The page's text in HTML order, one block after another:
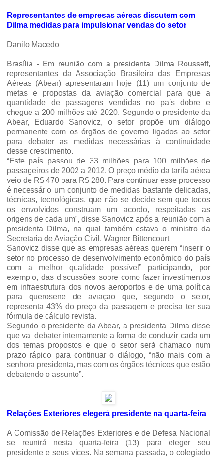
Representantes de empresas aéreas discutem com
Dilma medidas para impulsionar vendas do setor
Danilo Macedo
Brasília - Em reunião com a presidenta Dilma Rousseff,
representantes da Associação Brasileira das Empresas
Aéreas (Abear) apresentaram hoje (11) um conjunto de
metas e propostas da aviação comercial para que a
quantidade de passagens vendidas no país dobre e
chegue a 200 milhões até 2020. Segundo o presidente da
Abear, Eduardo Sanovicz, o setor propõe um diálogo
permanente com os órgãos de governo ligados ao setor
para debater as medidas necessárias à continuidade
desse crescimento.
“Este país passou de 33 milhões para 100 milhões de
passageiros de 2002 a 2012. O preço médio da tarifa aérea
veio de R$ 470 para R$ 280. Para continuar esse processo
é necessário um conjunto de medidas bastante delicadas,
técnicas, tecnológicas, que não se decide sem que todos
os envolvidos construam um acordo, respeitadas as
origens de cada um”, disse Sanovicz após a reunião com a
presidenta Dilma, na qual também estava o ministro da
Secretaria de Aviação Civil, Wagner Bittencourt.
Sanovicz disse que as empresas aéreas querem “inserir o
setor no processo de desenvolvimento econômico do país
com a melhor qualidade possível” participando, por
exemplo, das discussões sobre como fazer investimentos
em infraestrutura dos novos aeroportos e de uma política
para querosene de aviação que, segundo o setor,
representa 43% do preço da passagem e precisa ter sua
fórmula de cálculo revista.
Segundo o presidente da Abear, a presidenta Dilma disse
que vai debater internamente a forma de conduzir cada um
dos temas propostos e que o setor será chamado num
prazo rápido para continuar o diálogo, “não mais com a
senhora presidenta, mas com os órgãos técnicos que estão
debatendo o assunto”.
Relações Exteriores elegerá presidente na quarta-feira
A Comissão de Relações Exteriores e de Defesa Nacional
se reunirá nesta quarta-feira (13) para eleger seu
presidente e seus vices. Na semana passada, o colegiado